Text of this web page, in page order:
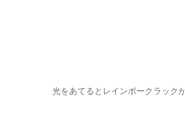
光をあてるとレインボークラック